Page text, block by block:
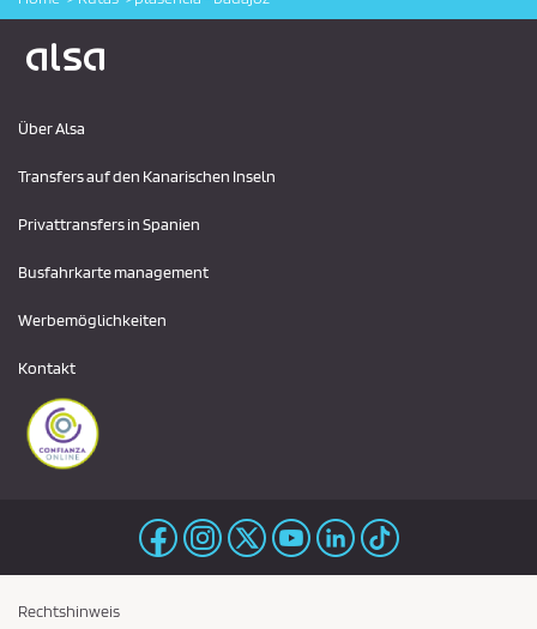
Über Alsa
Transfers auf den Kanarischen Inseln
Privattransfers in Spanien
Busfahrkarte management
Werbemöglichkeiten
Kontakt
Logo Alsa
Rechtshinweis